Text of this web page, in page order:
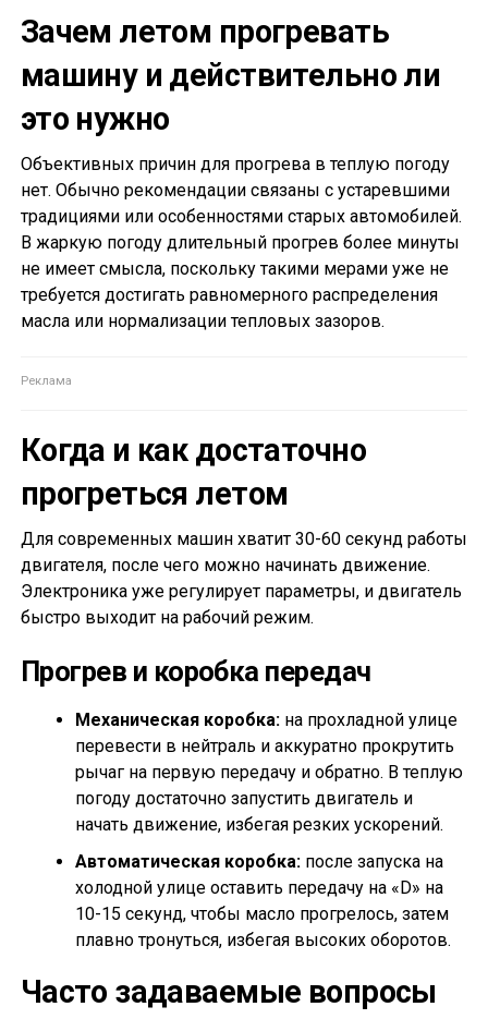
Зачем летом прогревать
машину и действительно ли
это нужно
Объективных причин для прогрева в теплую погоду
нет. Обычно рекомендации связаны с устаревшими
традициями или особенностями старых автомобилей.
В жаркую погоду длительный прогрев более минуты
не имеет смысла, поскольку такими мерами уже не
требуется достигать равномерного распределения
масла или нормализации тепловых зазоров.
Когда и как достаточно
прогреться летом
Для современных машин хватит 30-60 секунд работы
двигателя, после чего можно начинать движение.
Электроника уже регулирует параметры, и двигатель
быстро выходит на рабочий режим.
Прогрев и коробка передач
Механическая коробка:на прохладной улице
перевести в нейтраль и аккуратно прокрутить
рычаг на первую передачу и обратно. В теплую
погоду достаточно запустить двигатель и
начать движение, избегая резких ускорений.
Автоматическая коробка:после запуска на
холодной улице оставить передачу на «D» на
10-15 секунд, чтобы масло прогрелось, затем
плавно тронуться, избегая высоких оборотов.
Часто задаваемые вопросы